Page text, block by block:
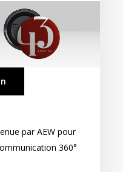
par AEW pour
360°